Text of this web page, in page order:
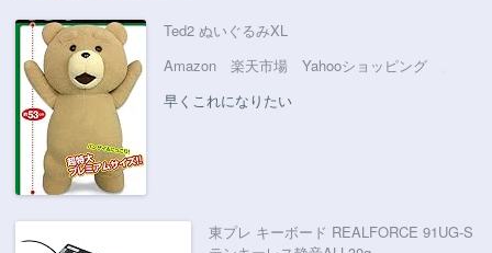
Ted2 ぬいぐるみXL
Amazon
楽天市場
Yahooショッピング
早くこれになりたい
東プレ キーボード REALFORCE 91UG-S